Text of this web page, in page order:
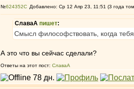
№624352 Добавлено: Ср 12 Апр 23, 11:51 (3 года
СлаваА пишет:
Смысл философствовать, когда
А это что вы сейчас сделали?
Ответы на этот пост: СлаваА